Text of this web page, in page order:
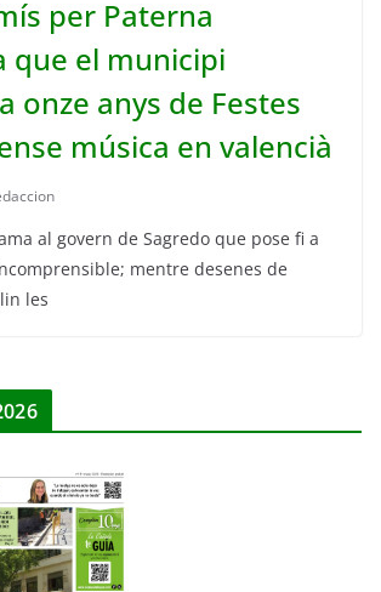
per Paterna
que el municipi
onze anys de Festes
música en valencià
al govern de Sagredo que pose fi a
mentre desenes de
les